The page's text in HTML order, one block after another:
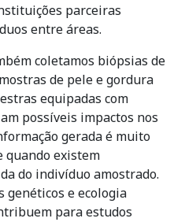
parceiras
entre áreas.
coletamos biópsias de
de pele e gordura
equipadas com
possíveis impactos nos
gerada é muito
quando existem
do indivíduo amostrado.
genéticos e ecologia
para estudos